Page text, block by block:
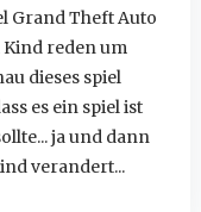
Grand Theft Auto
reden um
dieses spiel
es ein spiel ist
ja und dann
verandert...